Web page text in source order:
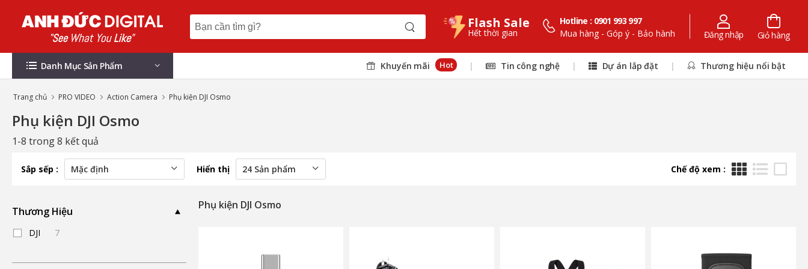
Flash Sale
Hết thời gian
Hotline : 0901 993 997
Mua hàng - Góp ý - Bảo hành
Đăng nhập Giỏ hàng
Danh Mục Sản Phẩm Khuyến mãi Hot | Tin công nghệ | Dự án lắp đặt | Thương hiệu nổi bật
Trang chủ PRO VIDEO Action Camera Phụ kiện DJI Osmo
Phụ kiện DJI Osmo
1-8 trong 8 kết quả
Sắp sếp : Hiển thị Chế độ xem :
Thương Hiệu
DJI 7
Phụ kiện DJI Osmo